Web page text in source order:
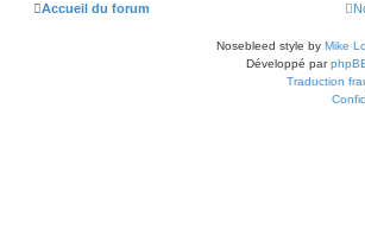
Accueil du forum
Nosebleed style by Mike
Développé par
Traduction